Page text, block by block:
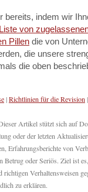
bereits, indem wir
von
Pillen die von
die unsere
die oben
|Richtlinien für die Revision|
Artikel stützt sich auf
oder der letzten
Erfahrungsberichte von
Betrug oder Seriös. Ziel ist
richtigen Verhaltensweisen
zu erklären.